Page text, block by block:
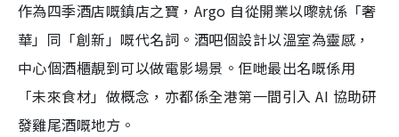
作為四季酒店嘅鎮店之寶，Argo 自從開業以嚟就係「奢
華」同「創新」嘅代名詞。酒吧個設計以溫室為靈感，
中心個酒櫃靚到可以做電影場景。佢哋最出名嘅係用
「未來食材」做概念，亦都係全港第一間引入 AI 協助研
發雞尾酒嘅地方。